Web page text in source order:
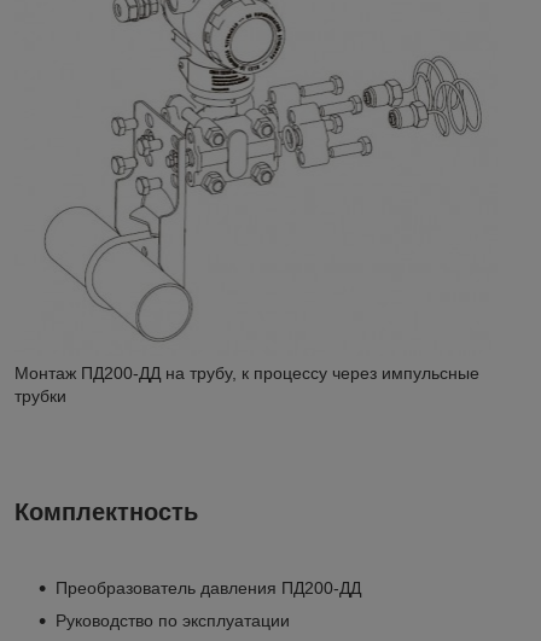
Монтаж ПД200-ДД на трубу, к процессу через импульсные
трубки
Комплектность
Преобразователь давления ПД200-ДД
Руководство по эксплуатации